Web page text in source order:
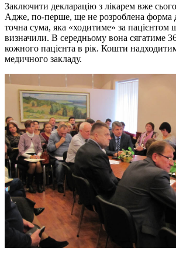
Заключити декларацію з лікарем вже
Адже, по-перше, ще не розроблена форма
точна сума, яка «ходитиме» за пацієнтом
визначили. В середньому вона сягатиме
кожного пацієнта в рік. Кошти
медичного закладу.